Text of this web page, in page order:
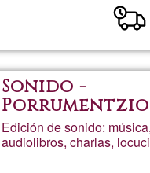
Sonido -
Porrumentzio
Edición de sonido: música,
audiolibros, charlas,